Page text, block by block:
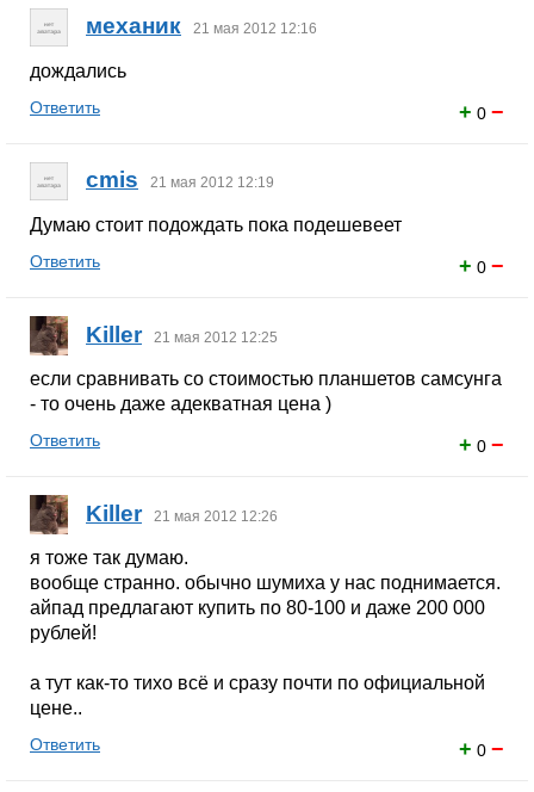
механик 21 мая 2012 12:16
дождались
+ 0 −
Ответить
cmis 21 мая 2012 12:19
Думаю стоит подождать пока подешевеет
+ 0 −
Ответить
Killer 21 мая 2012 12:25
если сравнивать со стоимостью планшетов самсунга
- то очень даже адекватная цена )
+ 0 −
Ответить
Killer 21 мая 2012 12:26
я тоже так думаю.
вообще странно. обычно шумиха у нас поднимается.
айпад предлагают купить по 80-100 и даже 200 000
рублей!
а тут как-то тихо всё и сразу почти по официальной
цене..
+ 0 −
Ответить